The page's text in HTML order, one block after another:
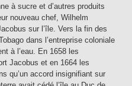
à sucre et d’autres produits
nouveau chef, Wilhelm
sur l’île. Vers la fin des
dans l’entreprise coloniale
à l’eau. En 1658 les
Jacobus et en 1664 les
qu’un accord insignifiant sur